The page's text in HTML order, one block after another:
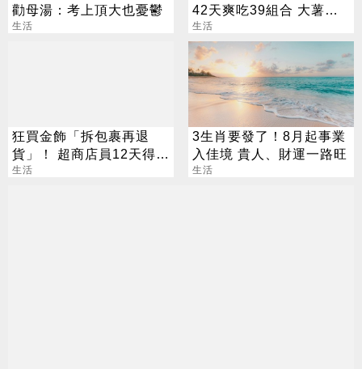
勸母湯：考上頂大也憂鬱
生活
42天爽吃39組合 大薯、
雞塊「加1元多1件」
生活
狂買金飾「拆包裹再退
貨」！ 超商店員12天得手
39萬 下場出爐
生活
3生肖要發了！8月起事業
入佳境 貴人、財運一路旺
生活